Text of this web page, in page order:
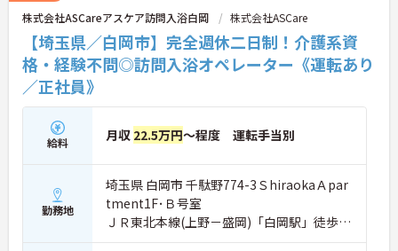
株式会社ASCareアスケア訪問入浴白岡 株式会社ASCare
【埼玉県／白岡市】完全週休二日制！介護系資
格・経験不問◎訪問入浴オペレーター《運転あり
／正社員》
給料 月収 22.5万円～程度 運転手当別
勤務地
埼玉県 白岡市 千駄野774-3ＳhiraokaＡpar
tment1F･Ｂ号室
ＪＲ東北本線(上野－盛岡)「白岡駅」徒歩5
分